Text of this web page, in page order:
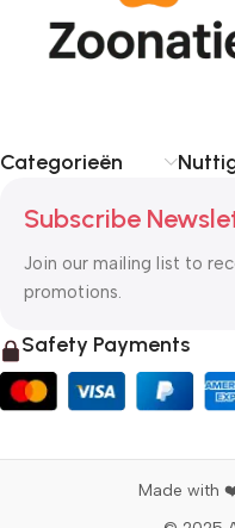
Categorieën
Subscribe
Join our mailing list to
promotions.
Safety Payments
Made with